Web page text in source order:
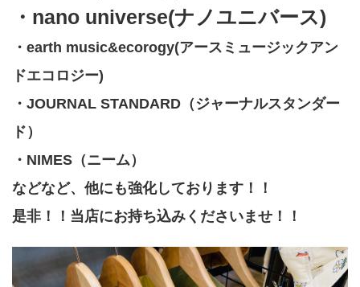
・nano universe(ナノユニバース)
・earth music&ecorogy(アースミュージックアン
ドエコロジー)
・JOURNAL STANDARD（ジャーナルスタンダー
ド）
・NIMES（ニーム）
などなど、他にも強化しております！！
是非！！当店にお持ち込みくださいませ！！